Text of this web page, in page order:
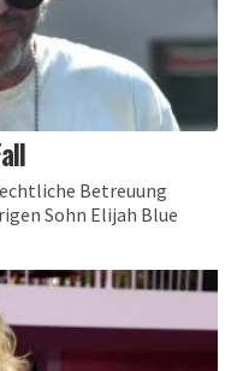
Betreuung
Sohn Elijah Blue